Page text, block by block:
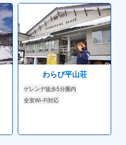
わらび平山荘
ゲレンデ徒歩5分圏内
全室Wi-Fi対応